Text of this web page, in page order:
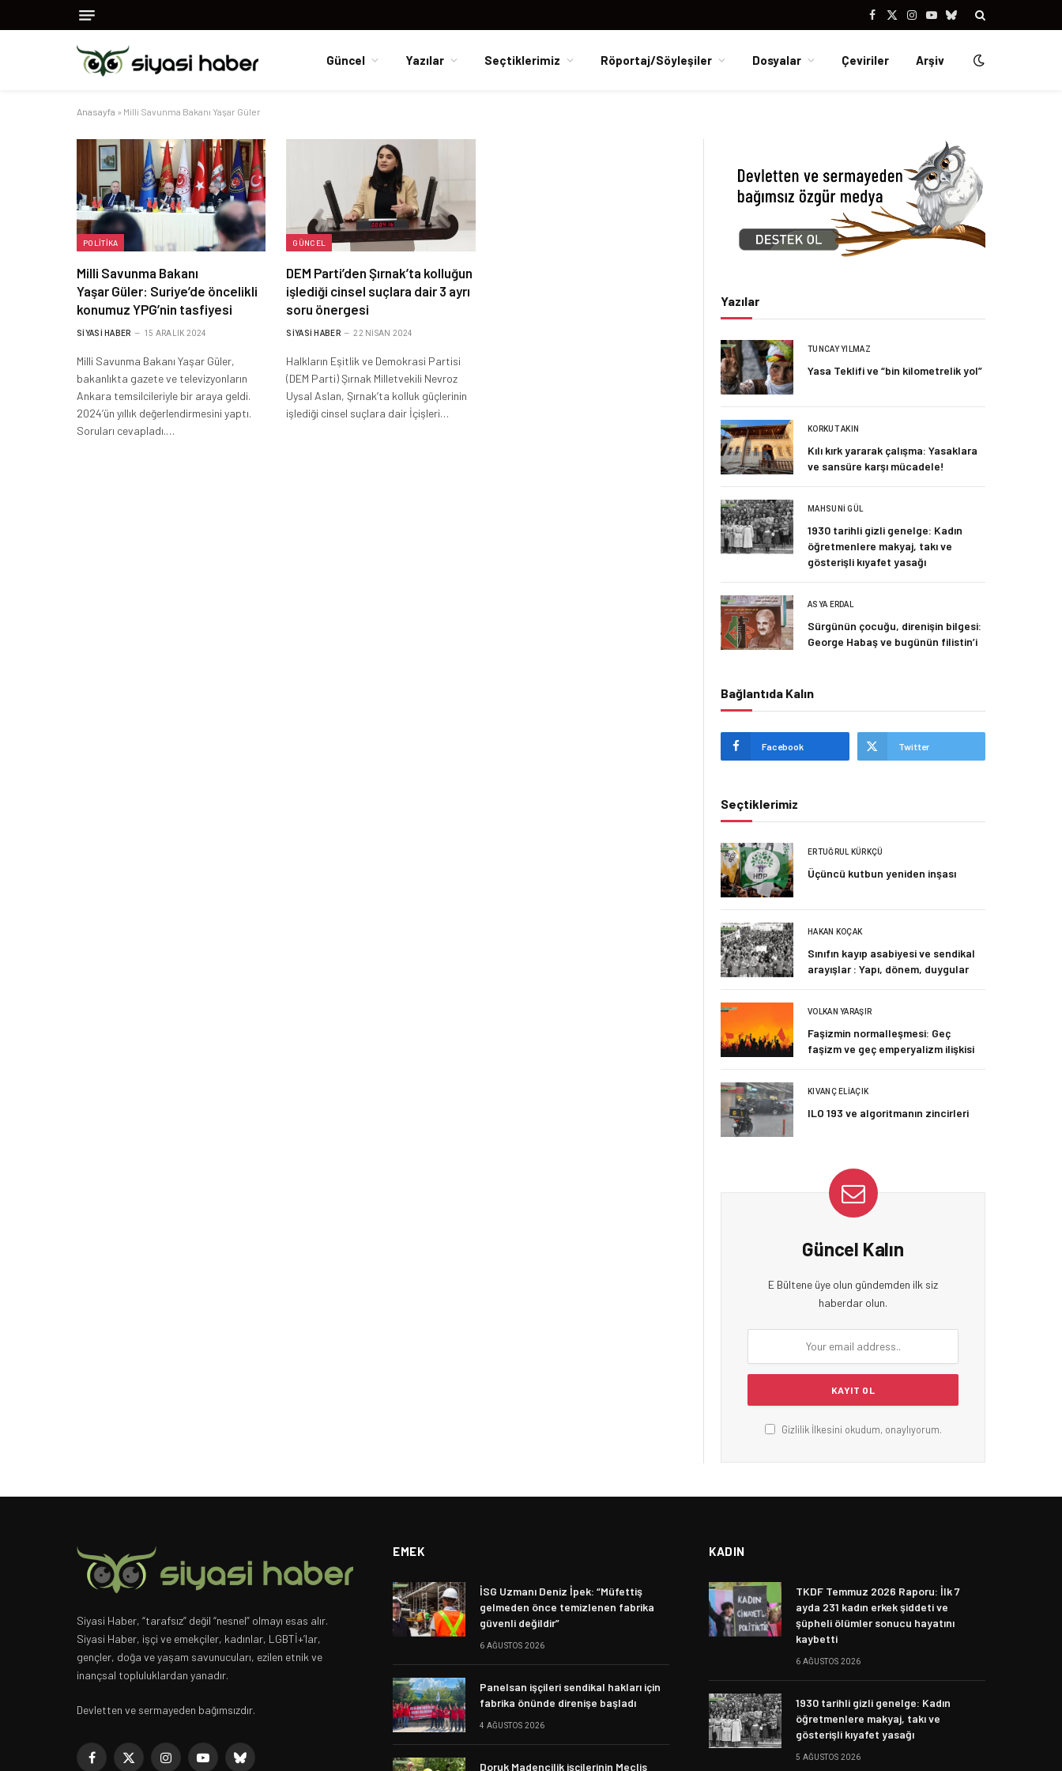
Facebook
X
Instagram
YouTubeBluesky
Güncel Yazılar Seçtiklerimiz Röportaj/Söyleşiler Dosyalar Çeviriler Arşiv
Anasayfa » Milli Savunma Bakanı Yaşar Güler
POLITIKA
Milli Savunma Bakanı
Yaşar Güler: Suriye’de öncelikli
konumuz YPG’nin tasfiyesi
SIYASI HABER 15 ARALIK 2024
Milli Savunma Bakanı Yaşar Güler,
bakanlıkta gazete ve televizyonların
Ankara temsilcileriyle bir araya geldi.
2024’ün yıllık değerlendirmesini yaptı.
Soruları cevapladı.…
GÜNCEL
DEM Parti’den Şırnak’ta kolluğun
işlediği cinsel suçlara dair 3 ayrı
soru önergesi
SIYASI HABER 22 NISAN 2024
Halkların Eşitlik ve Demokrasi Partisi
(DEM Parti) Şırnak Milletvekili Nevroz
Uysal Aslan, Şırnak’ta kolluk güçlerinin
işlediği cinsel suçlara dair İçişleri…
Yazılar
TUNCAY YILMAZ
Yasa Teklifi ve “bin kilometrelik yol”
KORKUT AKIN
Kılı kırk yararak çalışma: Yasaklara
ve sansüre karşı mücadele!
MAHSUNI GÜL
1930 tarihli gizli genelge: Kadın
öğretmenlere makyaj, takı ve
gösterişli kıyafet yasağı
ASYA ERDAL
Sürgünün çocuğu, direnişin bilgesi:
George Habaş ve bugünün filistin’i
Bağlantıda Kalın
Facebook Twitter
Seçtiklerimiz
ERTUĞRUL KÜRKÇÜ
Üçüncü kutbun yeniden inşası
HAKAN KOÇAK
Sınıfın kayıp asabiyesi ve sendikal
arayışlar : Yapı, dönem, duygular
VOLKAN YARAŞIR
Faşizmin normalleşmesi: Geç
faşizm ve geç emperyalizm ilişkisi
KIVANÇ ELIAÇIK
ILO 193 ve algoritmanın zincirleri
Güncel Kalın
E Bültene üye olun gündemden ilk siz
haberdar olun.
Gizlilik İlkesini okudum, onaylıyorum.
Siyasi Haber, “tarafsız” değil “nesnel” olmayı esas alır.
Siyasi Haber, işçi ve emekçiler, kadınlar, LGBTİ+’lar,
gençler, doğa ve yaşam savunucuları, ezilen etnik ve
inançsal topluluklardan yanadır.
Devletten ve sermayeden bağımsızdır.
Facebook
X InstagramYouTubeBluesky
EMEK
İSG Uzmanı Deniz İpek: “Müfettiş
gelmeden önce temizlenen fabrika
güvenli değildir”
6 AĞUSTOS 2026
Panelsan işçileri sendikal hakları için
fabrika önünde direnişe başladı
4 AĞUSTOS 2026
Doruk Madencilik işçilerinin Meclis
KADIN
TKDF Temmuz 2026 Raporu: İlk 7
ayda 231 kadın erkek şiddeti ve
şüpheli ölümler sonucu hayatını
kaybetti
6 AĞUSTOS 2026
1930 tarihli gizli genelge: Kadın
öğretmenlere makyaj, takı ve
gösterişli kıyafet yasağı
5 AĞUSTOS 2026